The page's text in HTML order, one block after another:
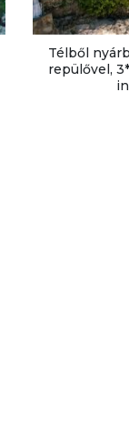
Télből
repülővel,